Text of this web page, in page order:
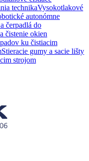
technikaVysokotlakové
autonómne
čerpadlá do
čistenie okien
ku čistiacim
Stieracie gumy a sacie lišty
strojom